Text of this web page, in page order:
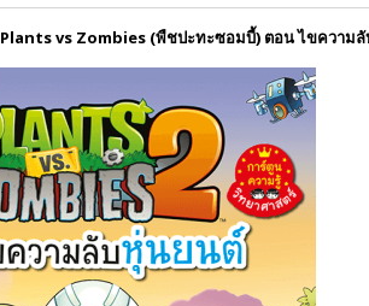
Plants vs Zombies (พืชปะทะซอมบี้) ตอน ไขความ